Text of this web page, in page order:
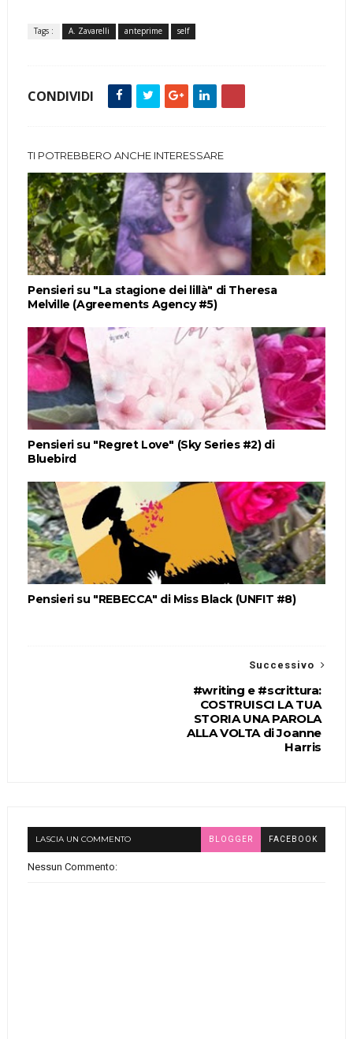
Tags : A. Zavarelli anteprime self
CONDIVIDI
TI POTREBBERO ANCHE INTERESSARE
Pensieri su "La stagione dei lillà" di Theresa
Melville (Agreements Agency #5)
Pensieri su "Regret Love" (Sky Series #2) di
Bluebird
Pensieri su "REBECCA" di Miss Black (UNFIT #8)
Successivo
#writing e #scrittura:
COSTRUISCI LA TUA
STORIA UNA PAROLA
ALLA VOLTA di Joanne
Harris
LASCIA UN COMMENTO BLOGGER FACEBOOK
Nessun Commento: